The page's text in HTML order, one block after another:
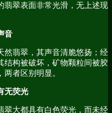
翡翠表面非常光滑，无上述现
音
然翡翠，其声音清脆悠扬；经
结构被破坏，矿物颗粒间被胶
者区别明显。
无荧光
翠大都具有白色荧光，而未经